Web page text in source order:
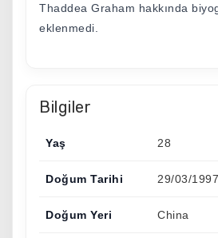
Thaddea Graham hakkında
eklenmedi.
Bilgiler
Yaş 28
Doğum Tarihi 29/03/1997
Doğum Yeri China